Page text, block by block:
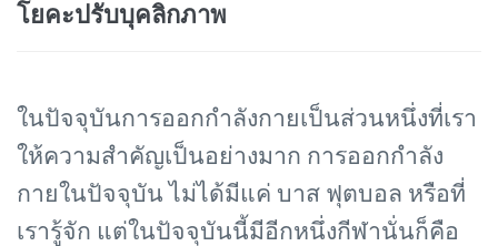
โยคะปรับบุคลิกภาพ
ในปัจจุบันการออกกำลังกายเป็นส่วนหนึ่งที่เรา
ให้ความสำคัญเป็นอย่างมาก การออกกำลัง
กายในปัจจุบัน ไม่ได้มีแค่ บาส ฟุตบอล หรือที่
เรารู้จัก แต่ในปัจจุบันนี้มีอีกหนึ่งกีฬานั่นก็คือ